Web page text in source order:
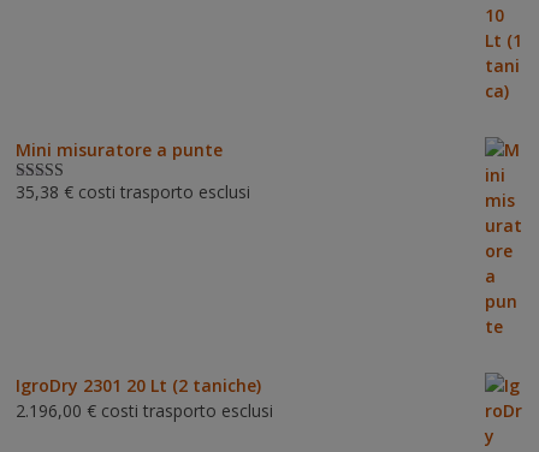
Mini misuratore a punte
Valutat
35,38 € costi trasporto esclusi
IgroDry 2301 20 Lt (2 taniche)
2.196,00 € costi trasporto esclusi